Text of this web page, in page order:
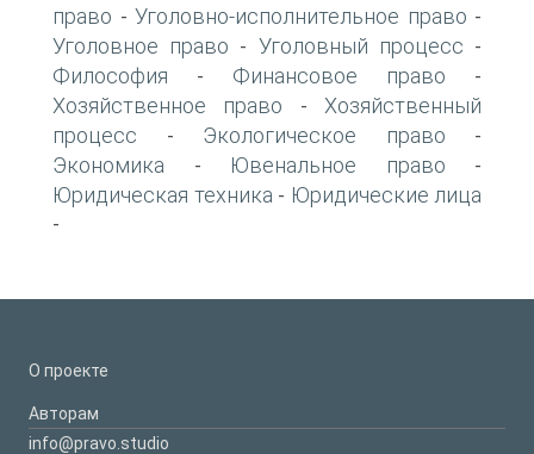
право - Уголовно-исполнительное право -
Уголовное право - Уголовный процесс -
Философия - Финансовое право -
Хозяйственное право - Хозяйственный
процесс - Экологическое право -
Экономика - Ювенальное право -
Юридическая техника - Юридические лица
-
О проекте
Авторам
info@pravo.studio